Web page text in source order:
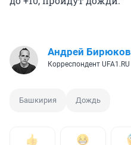
Андрей Бирюков
Корреспондент UFA1.RU
Башкирия Дождь